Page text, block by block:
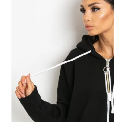
hvězdiček.